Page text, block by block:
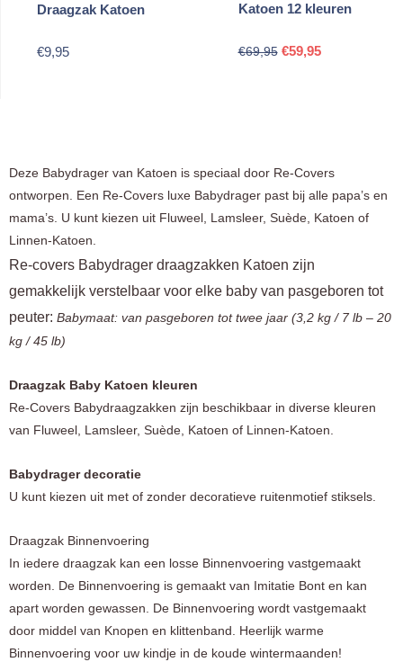
Draagzak Katoen
€9,95
Katoen 12 kleuren
€69,95 Oorspronkelijke
€59,95Huidige
Deze Babydrager van Katoen is speciaal door Re-Covers
ontworpen. Een Re-Covers luxe Babydrager past bij alle papa’s en
mama’s. U kunt kiezen uit Fluweel, Lamsleer, Suède, Katoen of
Linnen-Katoen.
Re-covers Babydrager draagzakken Katoen zijn
gemakkelijk verstelbaar voor elke baby van pasgeboren tot
peuter: Babymaat: van pasgeboren tot twee jaar (3,2 kg / 7 lb – 20
kg / 45 lb)
Draagzak Baby Katoen kleuren
Re-Covers Babydraagzakken zijn beschikbaar in diverse kleuren
van Fluweel, Lamsleer, Suède, Katoen of Linnen-Katoen.
Babydrager decoratie
U kunt kiezen uit met of zonder decoratieve ruitenmotief stiksels.
Draagzak Binnenvoering
In iedere draagzak kan een losse Binnenvoering vastgemaakt
worden. De Binnenvoering is gemaakt van Imitatie Bont en kan
apart worden gewassen. De Binnenvoering wordt vastgemaakt
door middel van Knopen en klittenband. Heerlijk warme
Binnenvoering voor uw kindje in de koude wintermaanden!